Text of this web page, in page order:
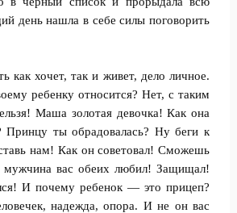
день нашла в себе силы поговорить
хочет, так и живет, дело личное.
ребенку относится? Нет, с таким
Маша золотая девочка! Как она
ты обрадовалась? Ну беги к
нам! Как он советовал! Сможешь
мужчина вас обеих любил! Защищал!
И почему ребенок — это прицеп?
надежда, опора. И не он вас